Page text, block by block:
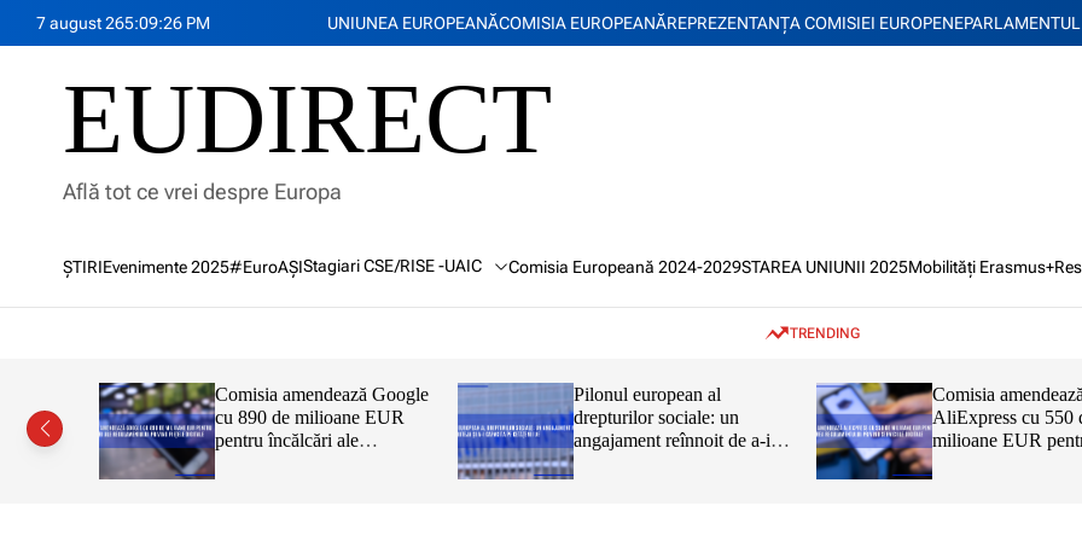
n
7 august 265:09:27 PM UNIUNEA EUROPEANĂCOMISIA EUROPEANĂREPREZENTANŢA COMISIEI EUROPENE
EUDIRECT
Află tot ce vrei despre Europa
ŞTIRIEvenimente 2025#EuroAȘIStagiari CSE/RISE -UAIC Comisia Europeană 2024-2029STAREA UNIUNII 2025Mobilități Erasmus+
TRENDING
a
privind
Comisia amendează Google
cu 890 de milioane EUR
pentru încălcări ale
piețele digitale
Pilonul european al
drepturilor sociale: un
angajament reînnoit de a-i
proteja și a-i capacita pe
cetățenii UE
Comisia
AliExpress cu 550
milioane EUR
încălcarea
privind serviciile